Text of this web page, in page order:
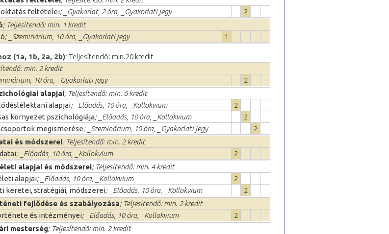
feltételei; _Gyakorlat, 2 óra, _Gyakorlati jegy
2
; Teljesítendő: min. 1 kredit
; _Szeminárium, 10 óra, _Gyakorlati jegy 1
(1a, 1b, 2a, 2b); Teljesítendő: min.20 kredit
min. 2 kredit
10 óra, _Gyakorlati jegy
2
alapjai; Teljesítendő: min. 6 kredit
alapjai; _Előadás, 10 óra, _Kollokvium
2
környezet pszichológiája; _Előadás, 10 óra, _Kollokvium
2
megismerése; _Szeminárium, 10 óra, _Gyakorlati jegy
2
és módszerei; Teljesítendő: min. 2 kredit
; _Előadás, 10 óra, _Kollokvium
2
alapjai és módszerei; Teljesítendő: min. 4 kredit
alapjai; _Előadás, 10 óra, _Kollokvium
2
keretei, stratégiái, módszerei; _Előadás, 10 óra, _Kollokvium
2
fejlődése és szabályozása; Teljesítendő: min. 2 kredit
és intézményei; _Előadás, 10 óra, _Kollokvium
2
mesterség; Teljesítendő: min. 2 kredit